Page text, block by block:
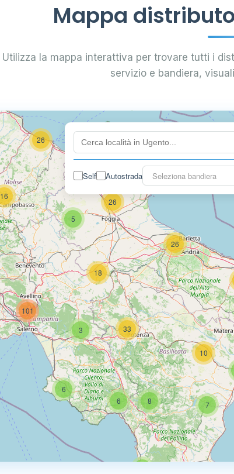
Mappa
Utilizza la mappa interattiva per trovare tutti i
servizio e bandiera,
Self Autostrada Seleziona bandiera
5
26
16
101
6
6
7
8
10
2
3 33
18
26
26